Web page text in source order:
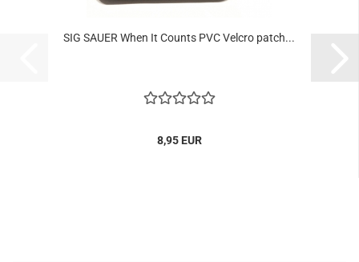
SIG SAUER When It Counts PVC Velcro patch...
8,95 EUR